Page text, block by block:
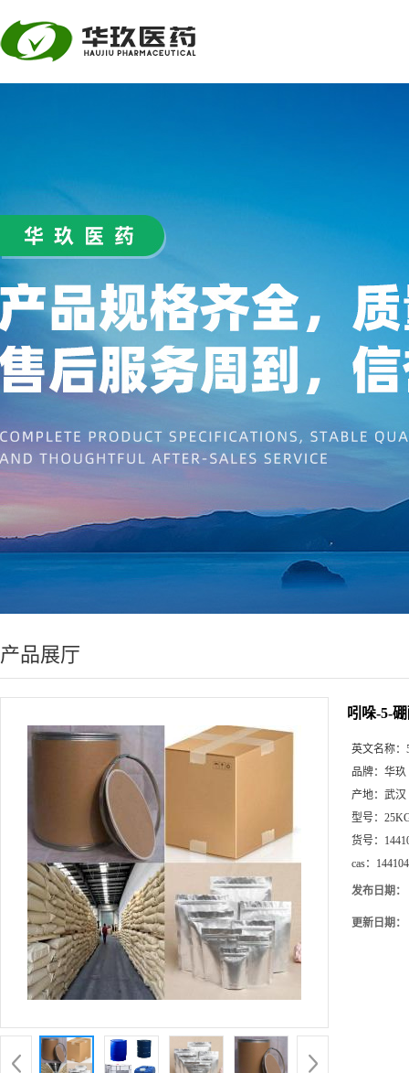
产品展厅
吲哚-5-
英文名称：
品牌： 华玖
产地： 武汉
型号：
货号：
cas：
发布日期：
更新日期：